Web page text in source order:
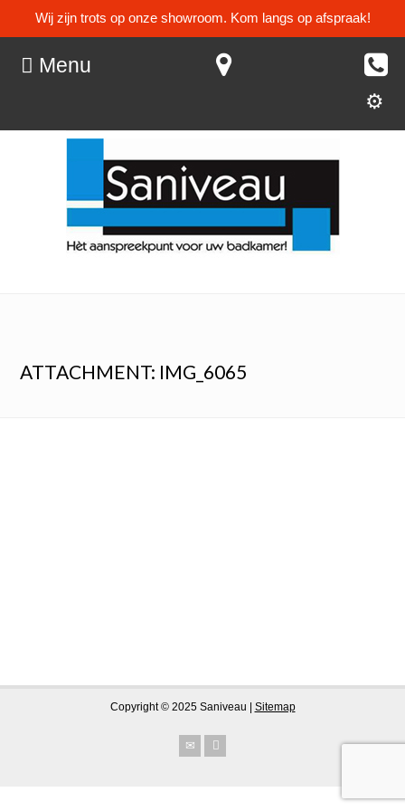
Wij zijn trots op onze showroom. Kom langs op afspraak!
Menu
ATTACHMENT: IMG_6065
Copyright © 2025 Saniveau | Sitemap